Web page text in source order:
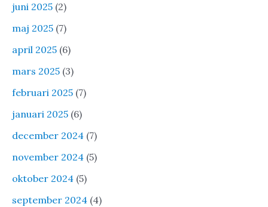
juni 2025 (2)
maj 2025 (7)
april 2025 (6)
mars 2025 (3)
februari 2025 (7)
januari 2025 (6)
december 2024 (7)
november 2024 (5)
oktober 2024 (5)
september 2024 (4)